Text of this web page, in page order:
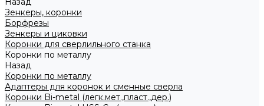
Зенкеры, коронки
Борфрезы
Зенкеры и циковки
Коронки для сверлильного станка
Коронки по металлу
Назад
Коронки по металлу
Адаптеры для коронок и сменные сверла
Коронки Bi-metal (легк.мет.,пласт.,дер.)